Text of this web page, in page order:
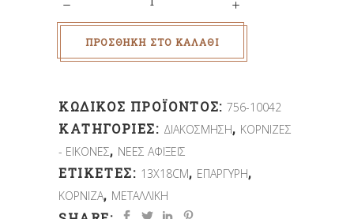
ΠΡΟΣΘΉΚΗ ΣΤΟ ΚΑΛΆΘΙ
ΚΩΔΙΚΌΣ ΠΡΟΪΌΝΤΟΣ:756-10042
ΚΑΤΗΓΟΡΊΕΣ: ΔΙΑΚΟΣΜΗΣΗ, ΚΟΡΝΙΖΕΣ
- ΕΙΚΟΝΕΣ, ΝΕΕΣ ΑΦΙΞΕΙΣ
ΕΤΙΚΈΤΕΣ: 13X18CM, ΕΠΑΡΓΥΡΗ,
ΚΟΡΝΙΖΑ, ΜΕΤΑΛΛΙΚΗ